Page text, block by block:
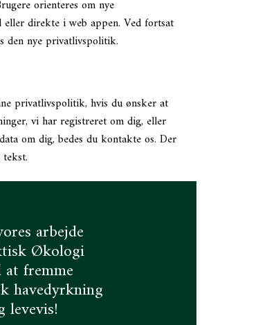
orienteres om nye
direkte i web appen. Ved fortsat
den nye privatlivspolitik.
privatlivspolitik, hvis du ønsker at
vi har registreret om dig, eller
om dig, bedes du kontakte os. Der
arbejde
Økologi
at fremme
havedyrkning
levevis!